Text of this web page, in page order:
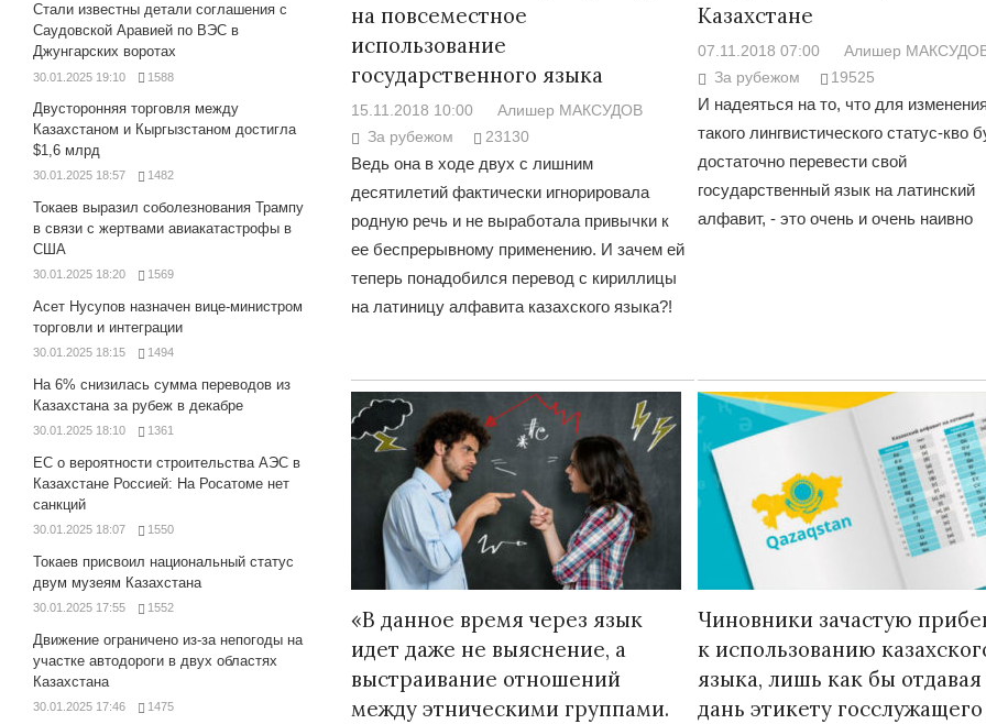
на повсеместное
использование
государственного языка
15.11.2018 10:00
Алишер МАКСУДОВ
За рубежом
23130
Ведь она в ходе двух с лишним
десятилетий фактически игнорировала
родную речь и не выработала привычки к
ее беспрерывному применению. И зачем ей
теперь понадобился перевод с кириллицы
на латиницу алфавита казахского языка?!
Казахстане
07.11.2018 07:00
Алишер
За рубежом
19525
И надеяться на то, что для изменения
такого лингвистического статус-кво
достаточно перевести свой
государственный язык на латинский
алфавит, - это очень и очень наивно
«В данное время через язык
идет даже не выяснение, а
выстраивание отношений
между этническими группами.
Чиновники зачастую
к использованию
языка, лишь как бы отдавая
дань этикету госслужащего
Стали известны детали соглашения с
Саудовской Аравией по ВЭС в
Джунгарских воротах
30.01.2025 19:10 1588
Двусторонняя торговля между
Казахстаном и Кыргызстаном достигла
$1,6 млрд
30.01.2025 18:57 1482
Токаев выразил соболезнования Трампу
в связи с жертвами авиакатастрофы в
США
30.01.2025 18:20 1569
Асет Нусупов назначен вице-министром
торговли и интеграции
30.01.2025 18:15 1494
На 6% снизилась сумма переводов из
Казахстана за рубеж в декабре
30.01.2025 18:10 1361
ЕС о вероятности строительства АЭС в
Казахстане Россией: На Росатоме нет
санкций
30.01.2025 18:07 1550
Токаев присвоил национальный статус
двум музеям Казахстана
30.01.2025 17:55 1552
Движение ограничено из-за непогоды на
участке автодороги в двух областях
Казахстана
30.01.2025 17:46 1475